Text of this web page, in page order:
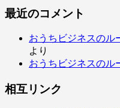
最近のコメント
おうちビジネスのル
より
おうちビジネスのル
相互リンク